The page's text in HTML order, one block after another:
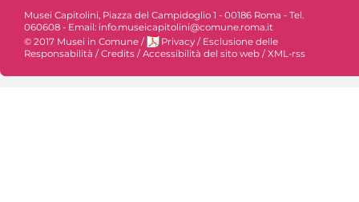
Musei Capitolini, Piazza del Campidoglio 1 - 00186 Roma - Tel.
060608 - Email: info.museicapitolini@comune.roma.it
© 2017 Musei in Comune / Privacy / Esclusione delle
Responsabilità /Credits /Accessibilità del sito web /XML-rss